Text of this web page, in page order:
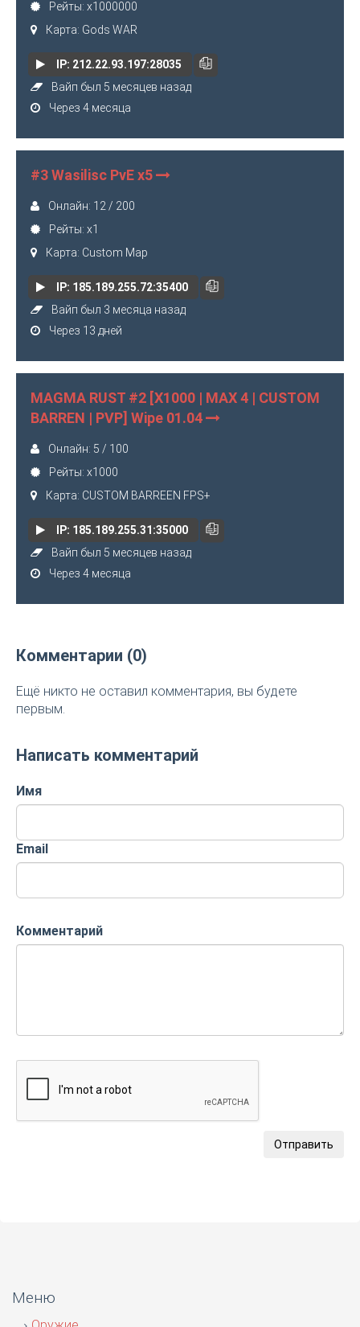
Рейты: x1000000
Карта: Gods WAR
IP: 212.22.93.197:28035
Вайп был 5 месяцев назад
Через 4 месяца
#3 Wasilisc PvE х5
Онлайн: 12 / 200
Рейты: x1
Карта: Custom Map
IP: 185.189.255.72:35400
Вайп был 3 месяца назад
Через 13 дней
MAGMA RUST #2 [X1000 | MAX 4 | CUSTOM
BARREN | PVP] Wipe 01.04
Онлайн: 5 / 100
Рейты: x1000
Карта: CUSTOM BARREEN FPS+
IP: 185.189.255.31:35000
Вайп был 5 месяцев назад
Через 4 месяца
Комментарии (0)
Ещё никто не оставил комментария, вы будете
первым.
Написать комментарий
Имя
Email
Комментарий
Отправить
Меню